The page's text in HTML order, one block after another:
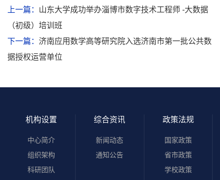
上一篇： 山东大学成功举办淄博市数字技术工程师 -大数据
（初级）培训班
下一篇： 济南应用数学高等研究院入选济南市第一批公共数
据授权运营单位
机构设置
中心简介
组织架构
科研团队
综合资讯
新闻动态
通知公告
政策法规
国家政策
省市政策
学校政策